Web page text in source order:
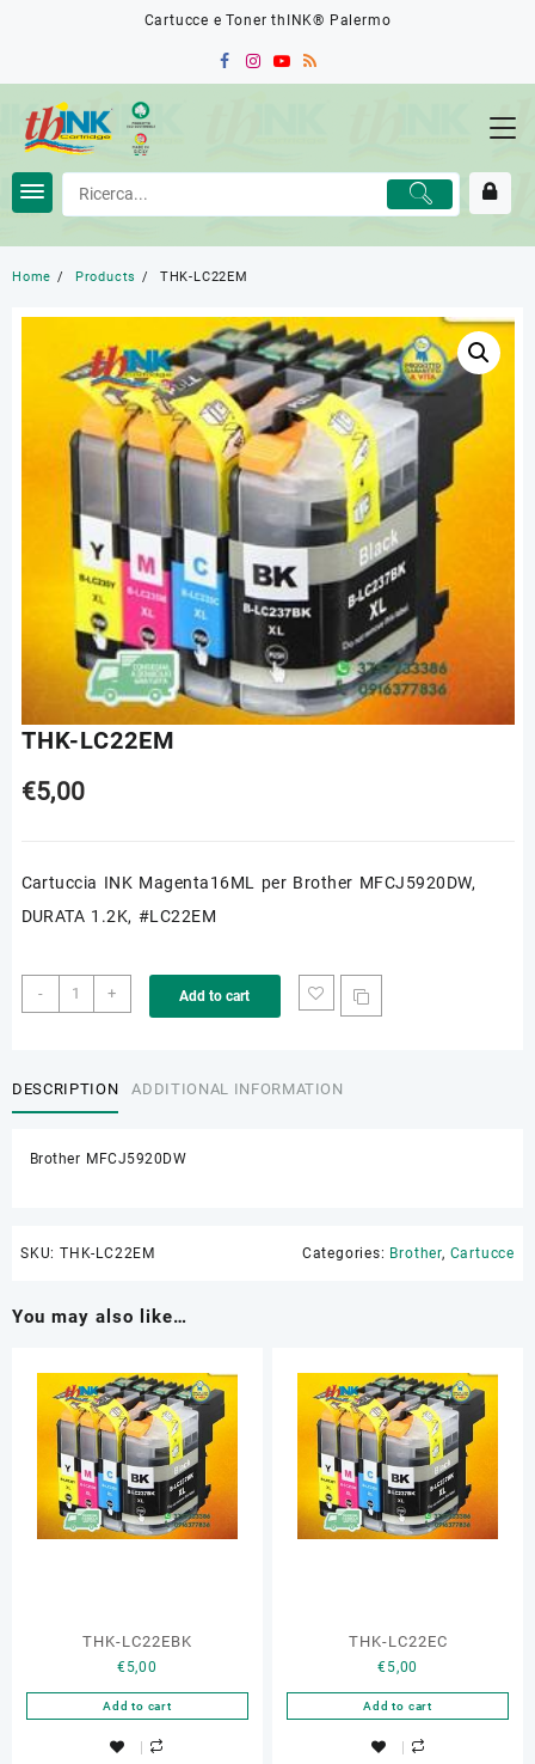
Cartucce e Toner thINK® Palermo
Home Products THK-LC22EM
THK-LC22EM
€5,00
Cartuccia INK Magenta16ML per Brother MFCJ5920DW,
DURATA 1.2K, #LC22EM
-
THK-
LC22EM
+ Add to cart
DESCRIPTION ADDITIONAL INFORMATION
Brother MFCJ5920DW
SKU: THK-LC22EM Categories: Brother, Cartucce
You may also like…
THK-LC22EBK
€5,00
Add to cart
THK-LC22EC
€5,00
Add to cart